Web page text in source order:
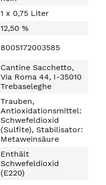
1 x 0,75 Liter
12,50 %
8005172003585
Cantine Sacchetto,
Via Roma 44, I-35010
Trebaseleghe
Trauben,
Antioxidationsmittel:
Schwefeldioxid
(Sulfite), Stabilisator:
Metaweinsäure
Enthält
Schwefeldioxid
(E220)